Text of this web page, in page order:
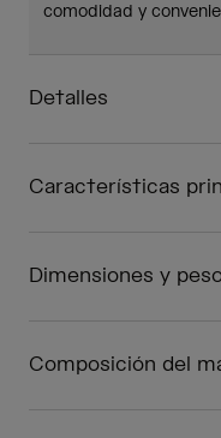
comodidad y
Detalles
Características
Dimensiones y
Composición del